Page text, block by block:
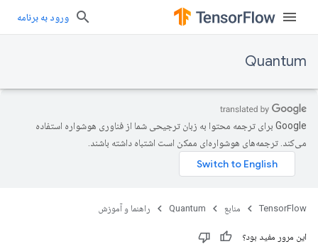
ورود به برنامه
Quantum
‫Google برای ترجمه محتوا به زبان ترجیحی شما از فناوری هوشواره استفاده
می‌کند. ترجمه‌های هوشواره‌ای ممکن است اشتباه داشته باشند.
TensorFlow منابع Quantum راهنما و آموزش
این مرور مفید بود؟